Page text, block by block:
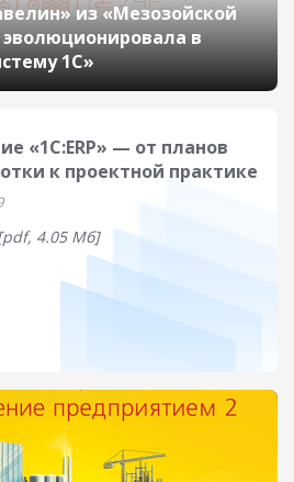
из «Мезозойской
эволюционировала в
1С»
«1С:ERP» — от планов
к проектной практике
4.05 Мб]